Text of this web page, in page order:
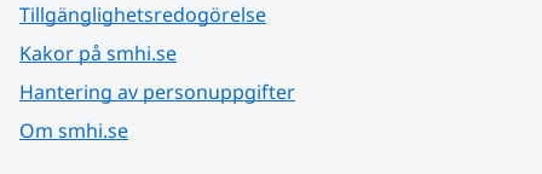
Tillgänglighetsredogörelse
Kakor på smhi.se
Hantering av personuppgifter
Om smhi.se